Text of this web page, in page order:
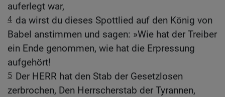
auferlegt war,
4 da wirst du dieses Spottlied auf den König von
Babel anstimmen und sagen: »Wie hat der Treiber
ein Ende genommen, wie hat die Erpressung
aufgehört!
5 Der HERR hat den Stab der Gesetzlosen
zerbrochen, Den Herrscherstab der Tyrannen,